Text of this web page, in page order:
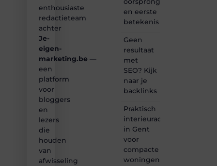
enthousiaste
redactieteam
achter
Je-
eigen-
marketing.be —
een
platform
voor
bloggers
en
lezers
die
houden
van
afwisseling
en eerste
betekenis
Geen
resultaat
met
SEO? Kijk
naar je
backlinks
Praktisch
interieuradvies
in Gent
voor
compacte
woningen